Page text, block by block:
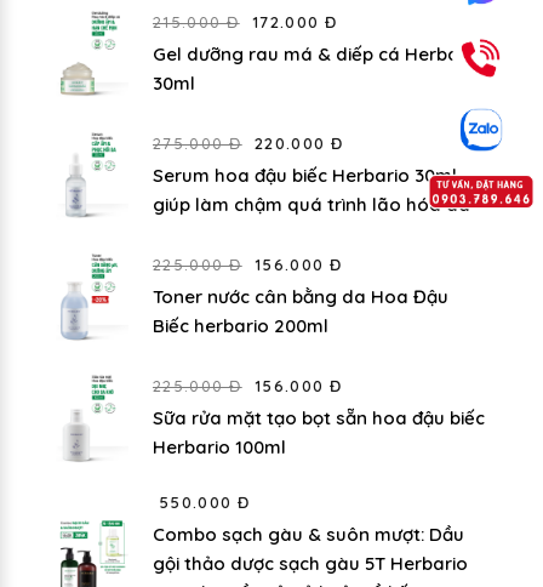
215.000 Đ 172.000 Đ
Gel dưỡng rau má & diếp cá Herbario
30ml
275.000 Đ 220.000 Đ
Serum hoa đậu biếc Herbario 30ml
giúp làm chậm quá trình lão hóa da
225.000 Đ 156.000 Đ
Toner nước cân bằng da Hoa Đậu
Biếc herbario 200ml
225.000 Đ 156.000 Đ
Sữa rửa mặt tạo bọt sẵn hoa đậu biếc
Herbario 100ml
550.000 Đ
Combo sạch gàu & suôn mượt: Dầu
gội thảo dược sạch gàu 5T Herbario